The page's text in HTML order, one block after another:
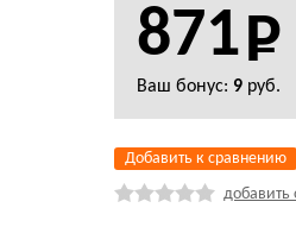
871
Ваш бонус: 9руб.
Добавить к сравнению
добавить